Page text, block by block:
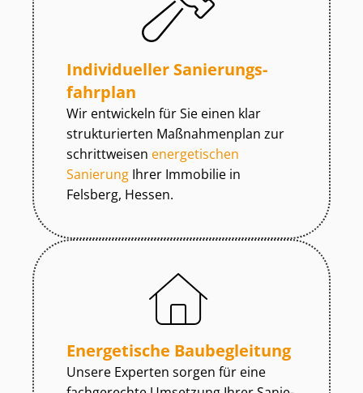
Individueller Sa­nie­rungs­
fahr­plan
Wir entwickeln für Sie einen klar
strukturierten Maßnahmenplan zur
schrittweisen energetischen
Sanierung Ihrer Immobilie in
Felsberg, Hessen.
Energetische Baubegleitung
Unsere Experten sorgen für eine